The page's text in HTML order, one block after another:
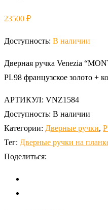
23500 ₽
Доступность: В наличии
Дверная ручка Venezia
PL98 французское золото +
АРТИКУЛ: VNZ1584
Доступность: В наличии
Категории: Дверные ручки,
Тег: Дверные ручки на
Поделиться: